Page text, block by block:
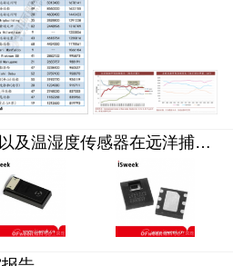
超声波风速风向传感器以及温湿度传感器在远洋捕捞中的应用